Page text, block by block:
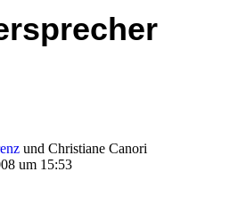
und Christiane Canori
um 15:53